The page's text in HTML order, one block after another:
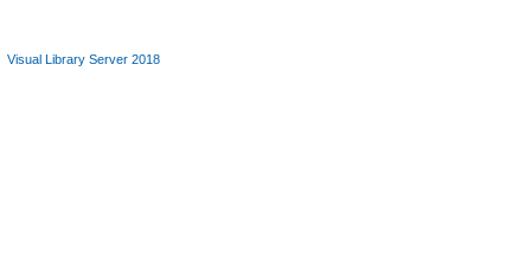
Visual Library Server 2018